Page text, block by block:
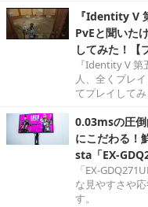
『Identity V
PvEと聞いた
してみた！【
『Identity V
人、全くプレ
てプレイしてみ
0.03msの圧
にこだわる！
sta「EX-
「EX-
な見やすさや
す。